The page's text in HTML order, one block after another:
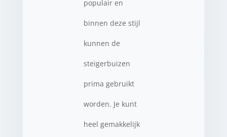
populair en
binnen deze stijl
kunnen de
steigerbuizen
prima gebruikt
worden. Je kunt
heel gemakkelijk